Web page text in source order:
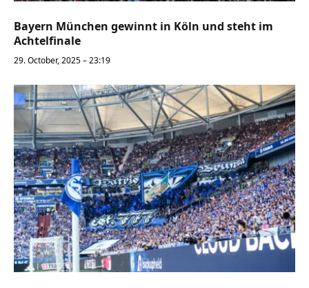
Bayern München gewinnt in Köln und steht im
Achtelfinale
29. October, 2025 – 23:19